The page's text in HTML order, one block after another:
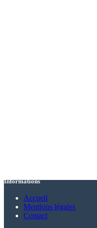
Informations
Accueil
Mentions légales
Contact